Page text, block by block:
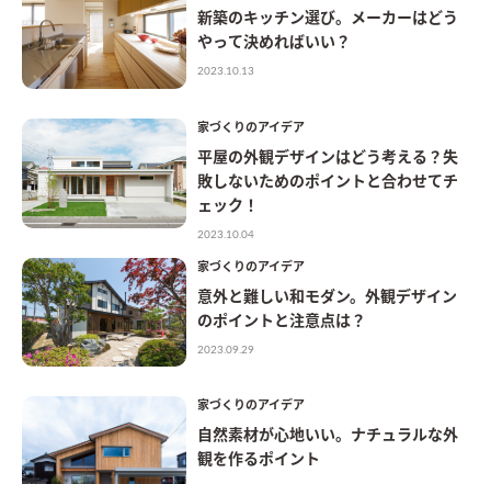
新築のキッチン選び。メーカーはどう
やって決めればいい？
2023.10.13
家づくりのアイデア
平屋の外観デザインはどう考える？失
敗しないためのポイントと合わせてチ
ェック！
2023.10.04
家づくりのアイデア
意外と難しい和モダン。外観デザイン
のポイントと注意点は？
2023.09.29
家づくりのアイデア
自然素材が心地いい。ナチュラルな外
観を作るポイント